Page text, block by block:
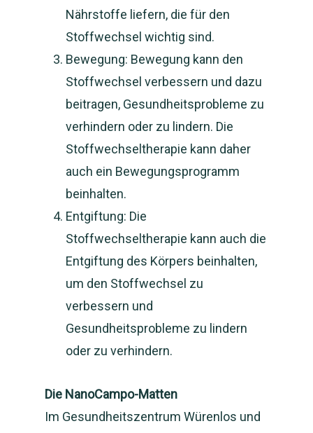
Nährstoffe liefern, die für den
Stoffwechsel wichtig sind.
Bewegung: Bewegung kann den
Stoffwechsel verbessern und dazu
beitragen, Gesundheitsprobleme zu
verhindern oder zu lindern. Die
Stoffwechseltherapie kann daher
auch ein Bewegungsprogramm
beinhalten.
Entgiftung: Die
Stoffwechseltherapie kann auch die
Entgiftung des Körpers beinhalten,
um den Stoffwechsel zu
verbessern und
Gesundheitsprobleme zu lindern
oder zu verhindern.
Die NanoCampo-Matten
Im Gesundheitszentrum Würenlos und